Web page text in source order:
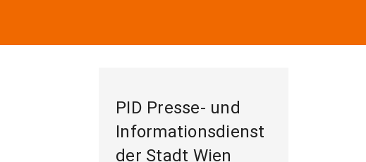
PID Presse- und
Informationsdienst
der Stadt Wien